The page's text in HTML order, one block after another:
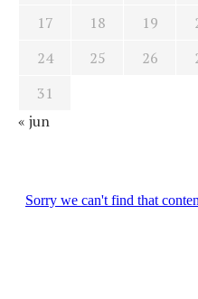
17
18 19
24
25 26
31
« jun